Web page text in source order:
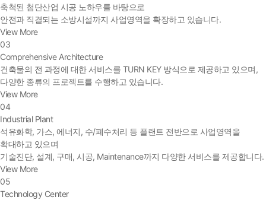
축척된 첨단산업 시공 노하우를 바탕으로
안전과 직결되는 소방시설까지 사업영역을 확장하고 있습니다.
View More
03
Comprehensive Architecture
건축물의 전 과정에 대한 서비스를 TURN KEY 방식으로 제공하고 있으며,
다양한 종류의 프로젝트를 수행하고 있습니다.
View More
04
Industrial Plant
석유화학, 가스, 에너지, 수/폐수처리 등 플랜트 전반으로 사업영역을
확대하고 있으며
기술진단, 설계, 구매, 시공, Maintenance까지 다양한 서비스를 제공합니다.
View More
05
Technology Center